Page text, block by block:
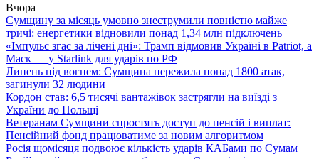
Вчора
Сумщину за місяць умовно знеструмили повністю майже
тричі: енергетики відновили понад 1,34 млн підключень
«Імпульс згас за лічені дні»: Трамп відмовив Україні в Patriot, а
Маск — у Starlink для ударів по РФ
Липень під вогнем: Сумщина пережила понад 1800 атак,
загинули 32 людини
Кордон став: 6,5 тисячі вантажівок застрягли на виїзді з
України до Польщі
Ветеранам Сумщини спростять доступ до пенсій і виплат:
Пенсійний фонд працюватиме за новим алгоритмом
Росія щомісяця подвоює кількість ударів КАБами по Сумам